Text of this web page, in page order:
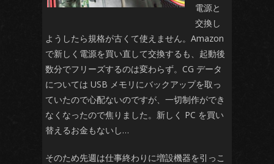
電源と
交換し
ようしたら規格が古くて使えません。Amazon
で新しく電源を買い直して交換するも、起動後
数分でフリーズするのは変わらず。CG データ
については USB メモリにバックアップを取っ
ていたので心配ないのですが、一切制作ができ
なくなったので焦りました。新しく PC を買い
替えるお金もないし…
そのため先週は仕事終わりに増設機器を引っこ